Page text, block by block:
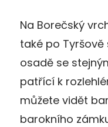
Na Borečský
také po
osadě se
patřící k
můžete vidět
barokního